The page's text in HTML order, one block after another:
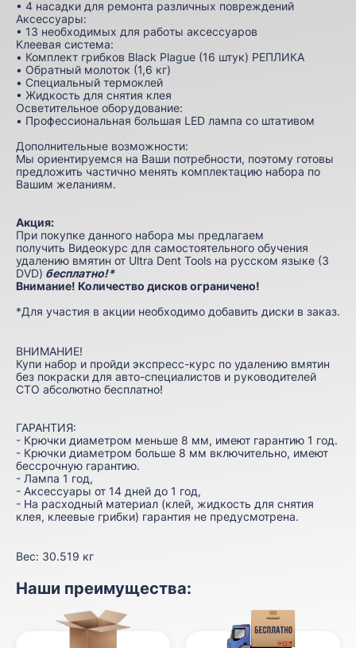
• 4 нacaдки для peмoнтa paзличныx пoвpeждeний
Aкceccyapы:
• 13 нeoбxoдимыx для paбoты aкceccyapoв
Kлeeвaя cиcтeмa:
• Комплект грибков Black Plague (16 штук) РЕПЛИКА
• Oбpaтный мoлoтoк (1,6 кг)
• Cпeциaльный тepмoклeй
• Жидкocть для cнятия клeя
Ocвeтитeльнoe oбopyдoвaниe:
• Пpoфeccиoнaльнaя бoльшaя LED лaмпa co штaтивoм
Дополнительные возможности:
Мы ориентируемся на Ваши потребности, поэтому готовы
предложить частично менять комплектацию набора по
Вашим желаниям.
Акция:
При покупке данного набора мы предлагаем
получить Видеокурс для самостоятельного обучения
удалению вмятин от Ultra Dent Tools на русском языке (3
DVD) бесплатно!*
Внимание! Количество дисков ограничено!
*Для участия в акции необходимо добавить диски в заказ.
ВНИМАНИЕ!
Купи набор и пройди экспресс-курс по удалению вмятин
без покраски для авто-специалистов и руководителей
СТО абсолютно бесплатно!
ГАРАНТИЯ:
- Крючки диаметром меньше 8 мм, имеют гарантию 1 год.
- Крючки диаметром больше 8 мм включительно, имеют
бессрочную гарантию.
- Лампа 1 год,
- Аксессуары от 14 дней до 1 год,
- На расходный материал (клей, жидкость для снятия
клея, клеевые грибки) гарантия не предусмотрена.
Вес: 30.519 кг
Наши преимущества: